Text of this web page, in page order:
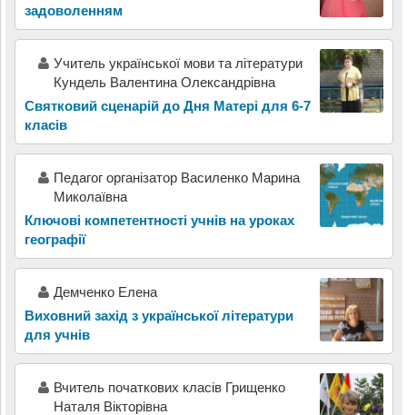
задоволенням
Учитель української мови та літератури
Кундель Валентина Олександрівна
Святковий сценарій до Дня Матері для 6-7
класів
Педагог організатор Василенко Марина
Миколаївна
Ключові компетентності учнів на уроках
географії
Демченко Елена
Виховний захід з української літератури
для учнів
Вчитель початкових класів Грищенко
Наталя Вікторівна